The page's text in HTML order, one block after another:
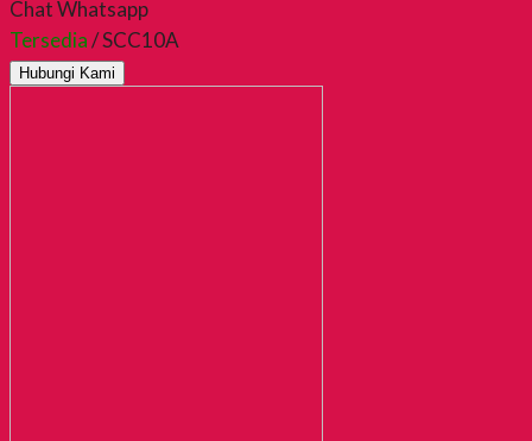
Chat Whatsapp
Tersedia/ SCC10A
Hubungi Kami